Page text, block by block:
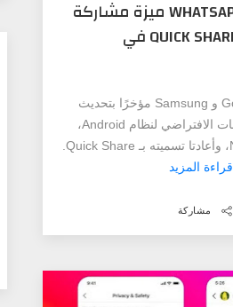
يختبر تطبيق WHATSAPP ميزة مشاركة
الملفات مثل QUICK SHARE في
قامت شركتا Google و Samsung مؤخرًا بتحديث
نظام مشاركة الملفات الافتراضي لنظام Android،
قراءة المزيد
مشاركة